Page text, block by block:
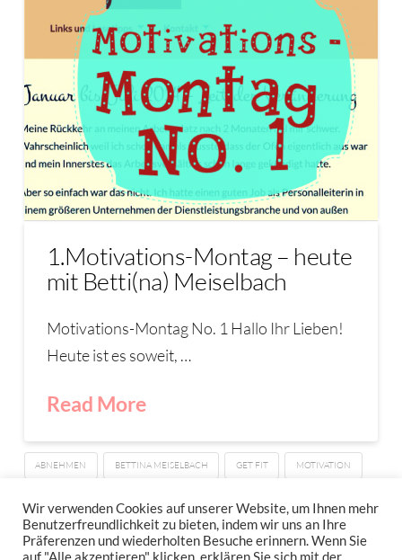
1.Motivations-Montag – heute
mit Betti(na) Meiselbach
Motivations-Montag No. 1 Hallo Ihr Lieben!
Heute ist es soweit, …
Read More
ABNEHMEN BETTINA MEISELBACH GET FIT MOTIVATION
Wir verwenden Cookies auf unserer Website, um Ihnen mehr
Benutzerfreundlichkeit zu bieten, indem wir uns an Ihre
Präferenzen und wiederholten Besuche erinnern. Wenn Sie
auf "Alle akzeptieren" klicken, erklären Sie sich mit der